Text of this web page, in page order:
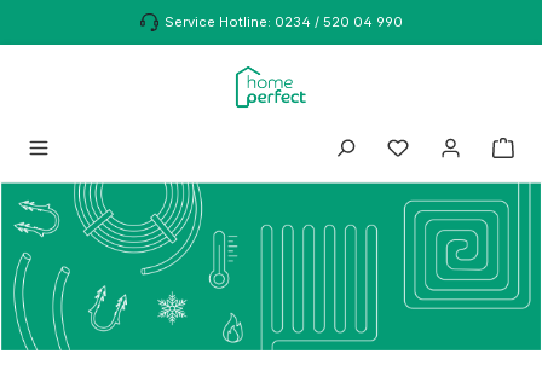
Zum Hauptinhalt springenService Hotline: 0234 / 520 04 990